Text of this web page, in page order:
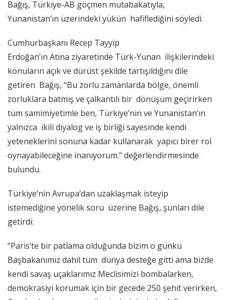
Bağış, Türkiye-AB göçmen mutabakatıyla,
Yunanistan’ın üzerindeki yükün hafiflediğini söyledi.
Cumhurbaşkanı Recep Tayyip
Erdoğan’ın Atina ziyaretinde Türk-Yunan ilişkilerindeki
konuların açık ve dürüst şekilde tartışıldığını dile
getiren Bağış, “Bu zorlu zamanlarda bölge, önemli
zorluklara batmış ve çalkantılı bir dönüşüm geçirirken
tüm samimiyetimle ben, Türkiye’nin ve Yunanistan’ın
yalnızca ikili diyalog ve iş birliği sayesinde kendi
yeteneklerini sonuna kadar kullanarak yapıcı birer rol
oynayabileceğine inanıyorum.” değerlendirmesinde
bulundu.
Türkiye’nin Avrupa’dan uzaklaşmak isteyip
istemediğine yönelik soru üzerine Bağış, şunları dile
getirdi:
“Paris’te bir patlama olduğunda bizim o günkü
Başbakanımız dahil tüm dünya desteğe gitti ama bizde
kendi savaş uçaklarımız Meclisimizi bombalarken,
demokrasiyi korumak için bir gecede 250 şehit verirken,